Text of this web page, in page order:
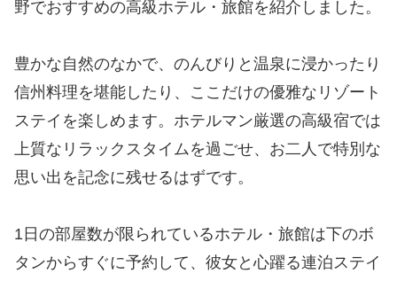
野でおすすめの高級ホテル・旅館を紹介しました。
豊かな自然のなかで、のんびりと温泉に浸かったり
信州料理を堪能したり、ここだけの優雅なリゾート
ステイを楽しめます。ホテルマン厳選の高級宿では
上質なリラックスタイムを過ごせ、お二人で特別な
思い出を記念に残せるはずです。
1日の部屋数が限られているホテル・旅館は下のボ
タンからすぐに予約して、彼女と心躍る連泊ステイ